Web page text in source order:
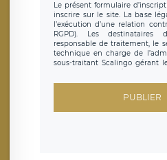
Le présent formulaire
inscrire sur le site. La base
l’exécution d’une relation
RGPD). Les
responsable de traitement, le
technique en charge de
sous-traitant Scalingo gérant
d’inscription est hébergé sur
protection conformes au RGPD
sont conservées jusqu’à ce que
PUBLIER